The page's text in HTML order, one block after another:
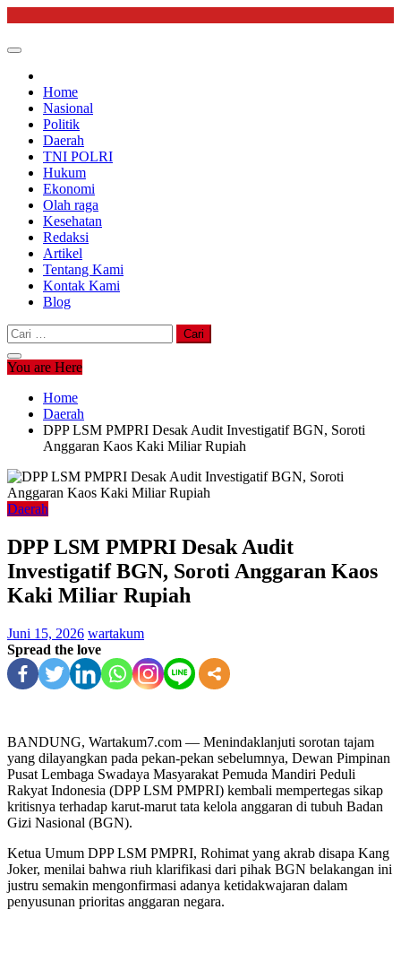
content
Home
Nasional
Politik
Daerah
TNI POLRI
Hukum
Ekonomi
Olah raga
Kesehatan
Redaksi
Artikel
Tentang Kami
Kontak Kami
Blog
Cari
untuk:
You are Here
Home
Daerah
DPP LSM PMPRI Desak Audit Investigatif BGN, Soroti
Anggaran Kaos Kaki Miliar Rupiah
Daerah
DPP LSM PMPRI Desak Audit
Investigatif BGN, Soroti Anggaran Kaos
Kaki Miliar Rupiah
Juni 15, 2026 wartakum
Spread the love
BANDUNG, Wartakum7.com — Menindaklanjuti sorotan tajam
yang dilayangkan pada pekan-pekan sebelumnya, Dewan Pimpinan
Pusat Lembaga Swadaya Masyarakat Pemuda Mandiri Peduli
Rakyat Indonesia (DPP LSM PMPRI) kembali mempertegas sikap
kritisnya terhadap karut-marut tata kelola anggaran di tubuh Badan
Gizi Nasional (BGN).
Ketua Umum DPP LSM PMPRI, Rohimat yang akrab disapa Kang
Joker, menilai bahwa riuh klarifikasi dari pihak BGN belakangan ini
justru semakin mengonfirmasi adanya ketidakwajaran dalam
penyusunan prioritas anggaran negara.